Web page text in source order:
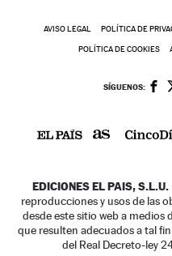
AVISO LEGAL POLÍTICA DE
POLÍTICA DE COOKIES
SÍGUENOS:
EDICIONES EL PAIS, S.L.U.
reproducciones y usos de las
desde este sitio web a
que resulten adecuados a tal
del Real Decreto-ley